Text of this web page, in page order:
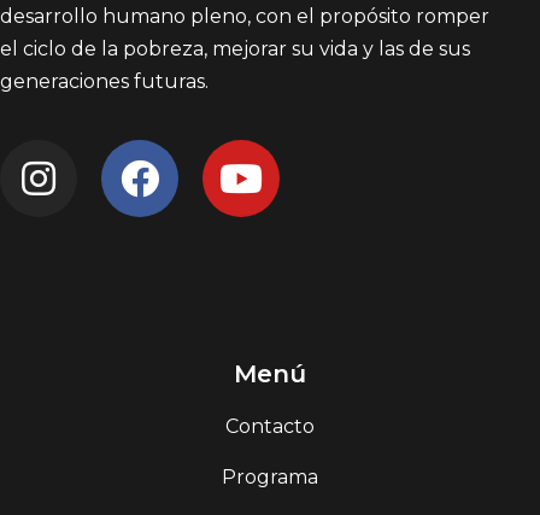
desarrollo humano pleno, con el propósito romper
el ciclo de la pobreza, mejorar su vida y las de sus
generaciones futuras.
Menú
Contacto
Programa